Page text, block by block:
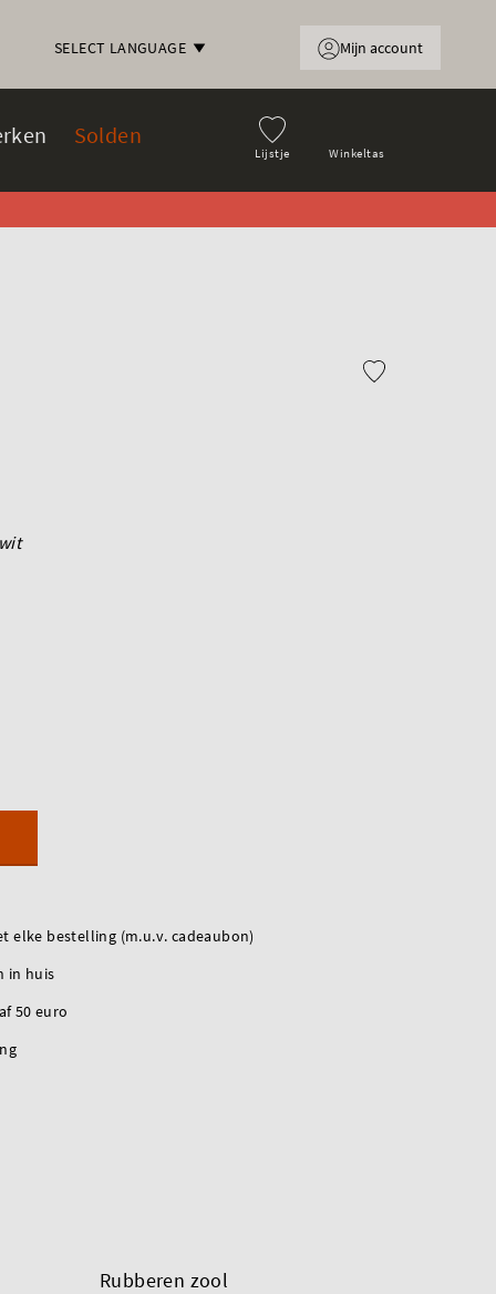
SELECT LANGUAGE
Lijstje Winkeltas
Solden
Mijn account
elke bestelling (m.u.v. cadeaubon)
in huis
50 euro
Rubberen zool